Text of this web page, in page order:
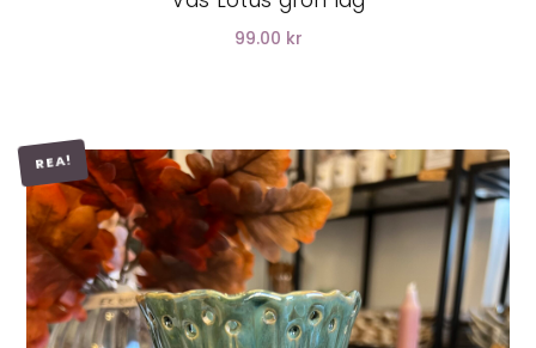
99.00 kr
REA!